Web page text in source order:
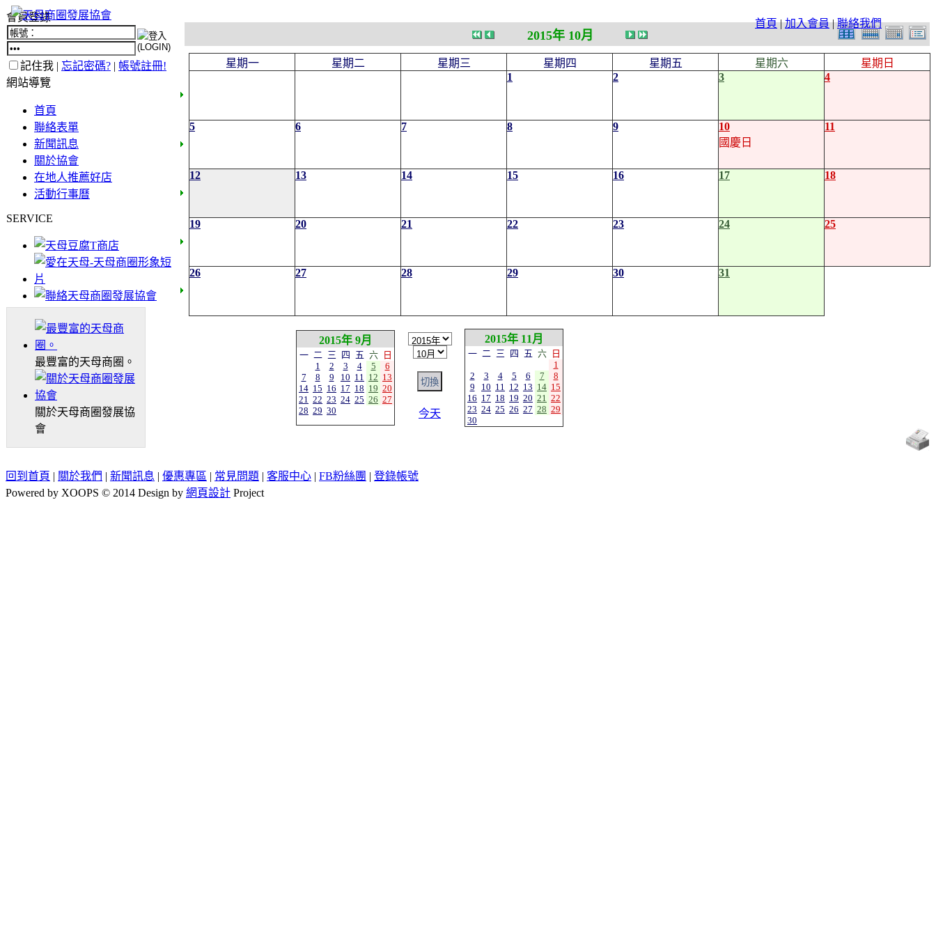
首頁|加入會員|聯絡我們
會員登錄
記住我 | 忘記密碼? | 帳號註冊!
網站導覽
首頁
聯絡表單
新聞訊息
關於協會
在地人推薦好店
活動行事曆
SERVICE
最豐富的天母商圈。
關於天母商圈發展協
會
2015年 10月
星期一 星期二 星期三 星期四 星期五 星期六
星期日
1
2 3 4
5 6 7 8 9
10
國慶日
11
12 13 14 15 16 17 18
19 20 21 22 23 24 25
26 27 28 29 30 31
2015年 9月
一 二 三 四 五 六
日
1
2 3 4 5
6
7
8 9 10 11 12 13
14 15 16 17 18 19 20
21 22 23 24 25 26 27
28 29 30 今天
2015年 11月
一 二 三 四 五 六
日
1
2
3 4 5 6 7
8
9
10 11 12 13 14 15
16 17 18 19 20 21 22
23 24 25 26 27 28 29
30
回到首頁 | 關於我們 | 新聞訊息 | 優惠專區 | 常見問題 | 客服中心 | FB粉絲團 | 登錄帳號
Powered by XOOPS © 2014 Design by 網頁設計 Project